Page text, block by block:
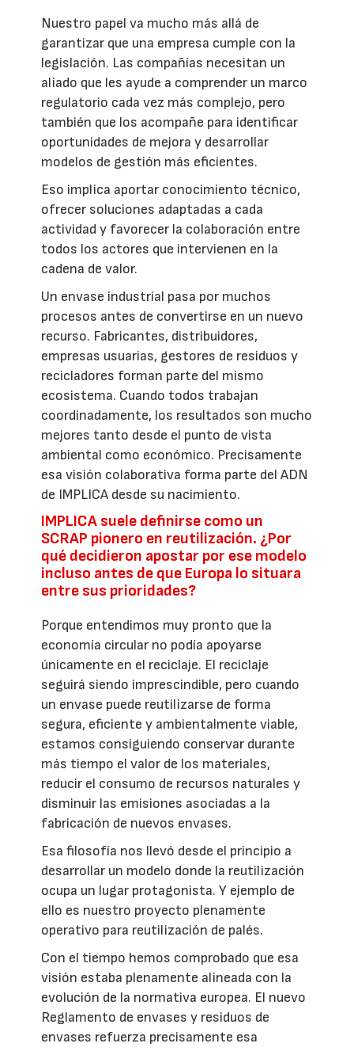
Nuestro papel va mucho más allá de
garantizar que una empresa cumple con la
legislación. Las compañías necesitan un
aliado que les ayude a comprender un marco
regulatorio cada vez más complejo, pero
también que los acompañe para identificar
oportunidades de mejora y desarrollar
modelos de gestión más eficientes.
Eso implica aportar conocimiento técnico,
ofrecer soluciones adaptadas a cada
actividad y favorecer la colaboración entre
todos los actores que intervienen en la
cadena de valor.
Un envase industrial pasa por muchos
procesos antes de convertirse en un nuevo
recurso. Fabricantes, distribuidores,
empresas usuarias, gestores de residuos y
recicladores forman parte del mismo
ecosistema. Cuando todos trabajan
coordinadamente, los resultados son mucho
mejores tanto desde el punto de vista
ambiental como económico. Precisamente
esa visión colaborativa forma parte del ADN
de IMPLICA desde su nacimiento.
IMPLICA suele definirse como un
SCRAP pionero en reutilización. ¿Por
qué decidieron apostar por ese modelo
incluso antes de que Europa lo situara
entre sus prioridades?
Porque entendimos muy pronto que la
economía circular no podía apoyarse
únicamente en el reciclaje. El reciclaje
seguirá siendo imprescindible, pero cuando
un envase puede reutilizarse de forma
segura, eficiente y ambientalmente viable,
estamos consiguiendo conservar durante
más tiempo el valor de los materiales,
reducir el consumo de recursos naturales y
disminuir las emisiones asociadas a la
fabricación de nuevos envases.
Esa filosofía nos llevó desde el principio a
desarrollar un modelo donde la reutilización
ocupa un lugar protagonista. Y ejemplo de
ello es nuestro proyecto plenamente
operativo para reutilización de palés.
Con el tiempo hemos comprobado que esa
visión estaba plenamente alineada con la
evolución de la normativa europea. El nuevo
Reglamento de envases y residuos de
envases refuerza precisamente esa